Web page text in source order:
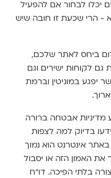
יכלו לבחור אם להפעיל
- הרי שכעת זו חובה שיש
ביחס לאתר שלכם,
לקוחות ישירים וגם
יפגע במוניטין וברמת
אבטחה ברורה
בדיוק למה לצפות
אינטרנט הוא נמוך
האמון הזה או יסבול
בלתי הפיכה. דו"ח